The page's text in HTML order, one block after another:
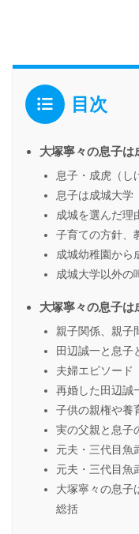
目次
大塚寧々の息子は
息子・成虎（し
息子は成城大学
成城を選んだ理
子育ての方針、
成城幼稚園から
成城大学以外の
大塚寧々の息子は
親子関係、親子
田辺誠一と息子
夫婦エピソード
再婚した田辺誠
子供の親権や養
実の父親と息子
元夫・三代目魚
元夫・三代目魚
大塚寧々の息子
総括